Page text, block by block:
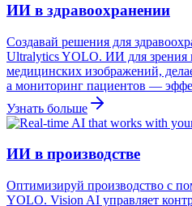
ИИ в здравоохранении
Создавай решения для
Ultralytics YOLO. ИИ для зрения
медицинских изображений,
а мониторинг пациентов —
Узнать больше
ИИ в производстве
Оптимизируй производство с
YOLO. Vision AI управляет